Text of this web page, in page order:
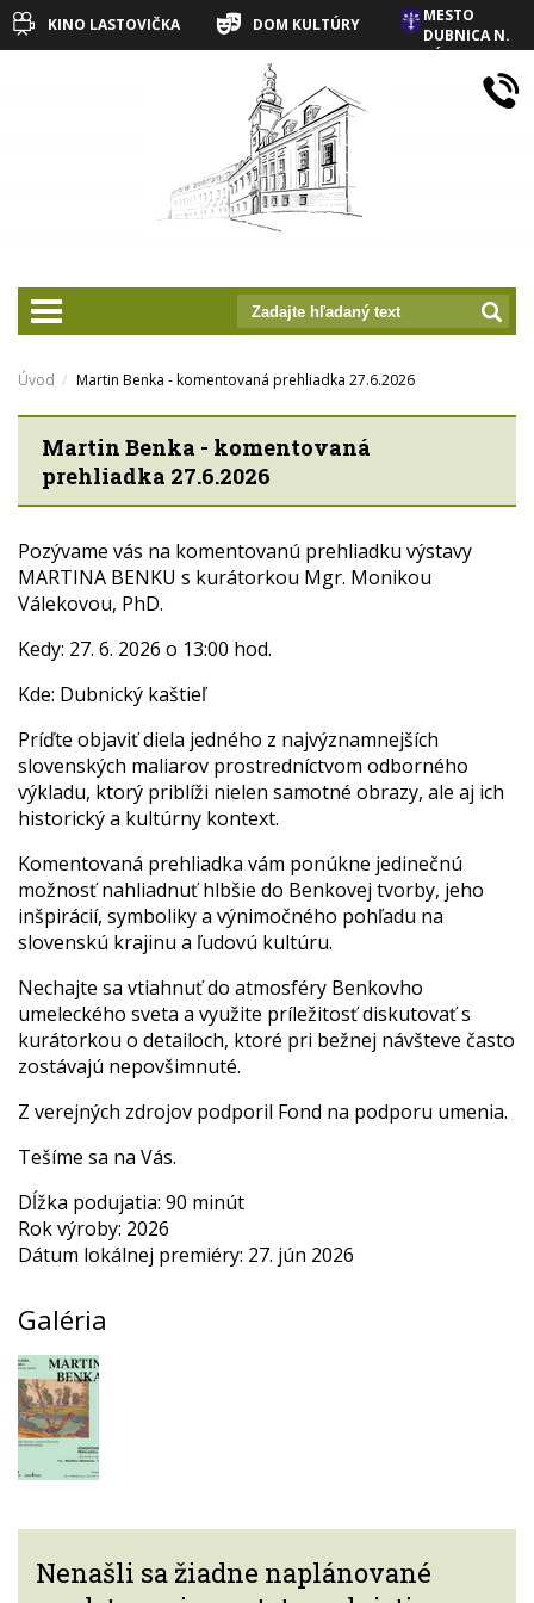
KINO LASTOVIČKA DOM KULTÚRY
MESTO
DUBNICA N.
VÁHOM
prepnut_navigaciu
Úvod Martin Benka - komentovaná prehliadka 27.6.2026
Martin Benka - komentovaná
prehliadka 27.6.2026
Pozývame vás na komentovanú prehliadku výstavy
MARTINA BENKU s kurátorkou Mgr. Monikou
Válekovou, PhD.
Kedy: 27. 6. 2026 o 13:00 hod.
Kde: Dubnický kaštieľ
Príďte objaviť diela jedného z najvýznamnejších
slovenských maliarov prostredníctvom odborného
výkladu, ktorý priblíži nielen samotné obrazy, ale aj ich
historický a kultúrny kontext.
Komentovaná prehliadka vám ponúkne jedinečnú
možnosť nahliadnuť hlbšie do Benkovej tvorby, jeho
inšpirácií, symboliky a výnimočného pohľadu na
slovenskú krajinu a ľudovú kultúru.
Nechajte sa vtiahnuť do atmosféry Benkovho
umeleckého sveta a využite príležitosť diskutovať s
kurátorkou o detailoch, ktoré pri bežnej návšteve často
zostávajú nepovšimnuté.
Z verejných zdrojov podporil Fond na podporu umenia.
Tešíme sa na Vás.
Dĺžka podujatia: 90 minút
Rok výroby: 2026
Dátum lokálnej premiéry: 27. jún 2026
Galéria
Nenašli sa žiadne naplánované